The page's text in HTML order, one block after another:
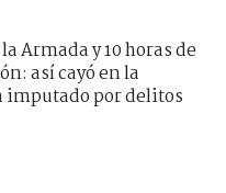
Armada y 10 horas de
así cayó en la
por delitos